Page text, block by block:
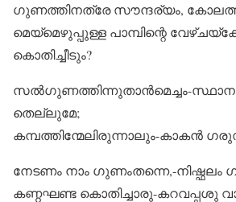
ഗുണത്തിനത്രേ സൗന്ദര്യം,
മെയ്മെഴുപ്പുള്ള പാമ്പിന്റെ
കൊതിച്ചീടും?
സൽഗുണത്തിന്നുതാൻമെച്ചം-
തെല്ലുമേ;
കമ്പത്തിന്മേലിരുന്നാലും-കാകൻ
നേടണം നാം ഗുണംതന്നെ,-നിഷ്ഫലം
കണ്ഠഘണ്ട കൊതിച്ചാരു-കറവപ്പശു